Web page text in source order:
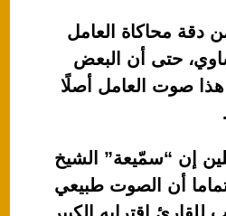
دقة محاكاة العامل
حتى أن البعض
صوت العامل أصلًا
إن “سمّيعة” الشيخ
أن الصوت طبيعي